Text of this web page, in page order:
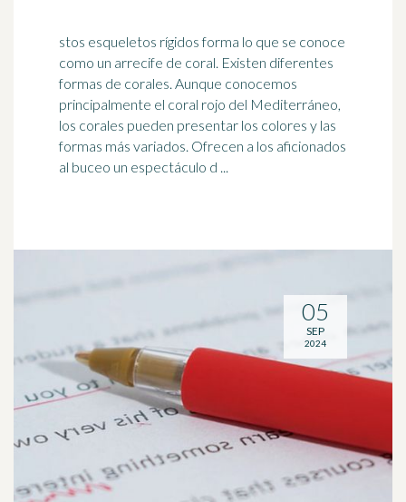
stos esqueletos rígidos forma lo que se conoce
como un arrecife de coral. Existen diferentes
formas de corales. Aunque conocemos
principalmente el coral rojo del Mediterráneo,
los corales pueden presentar los colores y las
formas más variados. Ofrecen a los aficionados
al buceo un espectáculo d ...
05
SEP
2024